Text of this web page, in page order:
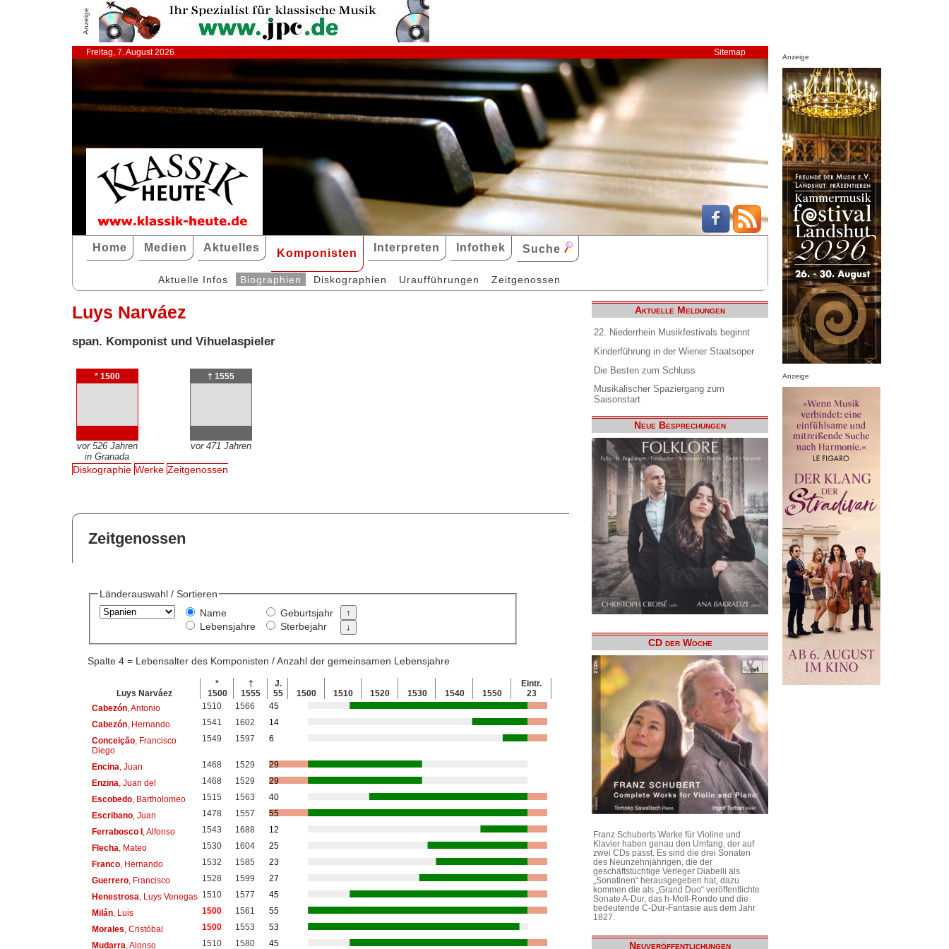
Anzeige
Freitag, 7. August 2026 Sitemap
Home Medien Aktuelles Komponisten Interpreten Infothek Suche
Aktuelle Infos Biographien Diskographien Uraufführungen Zeitgenossen
Luys Narváez
span. Komponist und Vihuelaspieler
* 1500
vor 526 Jahren
in Granada
† 1555
vor 471 Jahren
Diskographie Werke Zeitgenossen
Zeitgenossen
Länderauswahl / Sortieren
Name
Lebensjahre
Geburtsjahr
Sterbejahr
Spalte 4 = Lebensalter des Komponisten / Anzahl der gemeinsamen Lebensjahre
Luys Narváez
*
1500
†
1555
J.
55
1500 1510 1520 1530 1540 1550
Eintr.
23
Cabezón, Antonio 1510 1566
45
Cabezón, Hernando 1541 1602
14
Conceição, Francisco
Diego
1549 1597 6
Encina , Juan 1468 1529
29
Enzina , Juan del 1468 1529
29
Escobedo, Bartholomeo 1515 1563
40
Escribano, Juan 1478 1557
55
Ferrabosco I, Alfonso 1543 1688
12
Flecha , Mateo 1530 1604
25
Franco, Hernando 1532 1585
23
Guerrero, Francisco 1528 1599
27
Henestrosa , Luys Venegas 1510 1577
45
Milán, Luis 1500 1561
55
Morales , Cristóbal 1500 1553
53
Mudarra , Alonso 1510 1580 45
Aktuelle Meldungen
22. Niederrhein Musikfestivals beginnt
Kinderführung in der Wiener Staatsoper
Die Besten zum Schluss
Musikalischer Spaziergang zum
Saisonstart
Neue Besprechungen
CD der Woche
Franz Schuberts Werke für Violine und
Klavier haben genau den Umfang, der auf
zwei CDs passt. Es sind die drei Sonaten
des Neunzehnjährigen, die der
geschäftstüchtige Verleger Diabelli als
„Sonatinen“ herausgegeben hat, dazu
kommen die als „Grand Duo“ veröffentlichte
Sonate A-Dur, das h-Moll-Rondo und die
bedeutende C-Dur-Fantasie aus dem Jahr
1827.
Neuveröffentlichungen
Anzeige
Anzeige